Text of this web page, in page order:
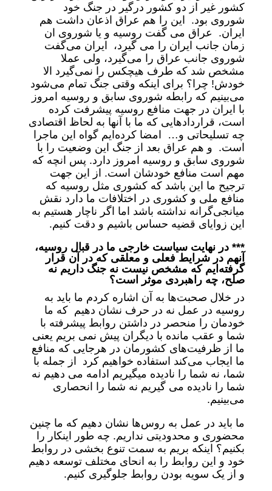
کشور غیر از دو کشور درگیر در جنگ خود
شوروی بود. این را هم عراق اذعان داشت هم
ایران. عراق می گفت روسیه و یا شوروی ان
زمان جانب ایران را می گیرد، ایران می‌گفت
شوروی جانب عراق را می‌گیرد، ولی عملا
مشخص شد که طرف هیچکس را نمی‌گیرد الا
خودش! چرا؟ برای اینکه وقتی جنگ تمام می‌شود
می‌بینیم که رابطه شوروی سابق و روسیه امروز
با ایران در جهت منافع روسیه پیشرفت کرده
است، قراردادهایی که ما با آنها به لحاظ اقتصادی
چه تسلیحاتی و… امضا کرده‌ایم گواه این ماجرا
است. و هم عراق بعد از جنگ این وضعیت را با
شوروی سابق و روسیه امروز دارد. پس انچه که
مهم است منافع خودشان است. از این جهت
ترجیح ما این باشد که کشوری مثل روسیه که
منافع ملی و کشوری در اختلافات ما دارد نقش
میانجی‌گرانه نداشته باشد اما اگر ناچار هستیم به
این زوایای قضیه حساس باشیم و دقت کنیم.
*** در نهایت سیاست خارجی ما در قبال روسیه،
آنهم در شرایط فعلی و معلقی که در آن قرار
گرفته‌ایم که مشخص نیست نه جنگ داریم نه
صلح، چه راهبردی موثر است؟
در خلال صحبت‌ها به آن اشاره کردم ما باید به
روسیه در عمل نه در حرف نشان دهیم که ما
خودمان را منحصر در داشتن روابط پیشرفته با
شما و عقب مانده با دیگران پیش نمی بریم یعنی
ما از ظرفیت‌های کشورمان در هرجایی که منافع
ما ایجاب می‌کند استفاده خواهیم کرد از جمله با
شما، نه شما را نادیده میگیریم ادامه می دهیم نه
شما را نادیده می گیریم نه شما را انحصاری
می‌بینیم.
ما باید در عمل به روس‌ها نشان دهیم که ما چنین
محضوری و محدودیتی نداریم. چه طور اینکار را
بکنیم؟ اینکه بریم به سمت تنوع بخشی در روابط
خود و این روابط را به انحای مختلف توسعه دهیم
و از یک سویه بودن روابط جلوگیری کنیم.